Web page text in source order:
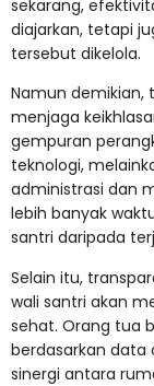
sekarang,
diajarkan, tetapi
tersebut dikelola.
Namun demikian,
menjaga
gempuran
teknologi,
administrasi dan
lebih banyak
santri daripada
Selain itu,
wali santri akan
sehat. Orang tua
berdasarkan data
sinergi antara